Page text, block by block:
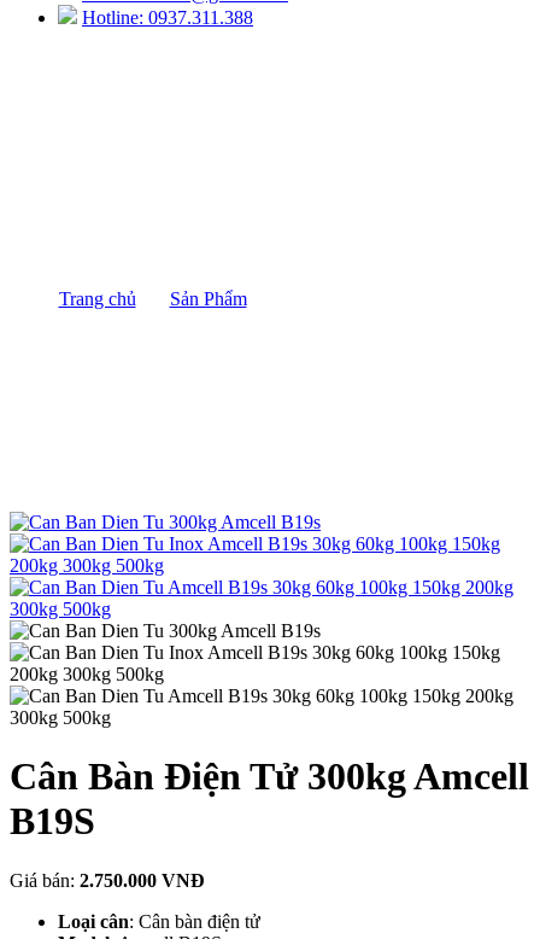
Hotline: 0937.311.388
Trang chủ/ Sản Phẩm/
Cân Bàn Điện Tử 300kg Amcell
B19S
Giá bán: 2.750.000 VNĐ
Loại cân: Cân bàn điện tử